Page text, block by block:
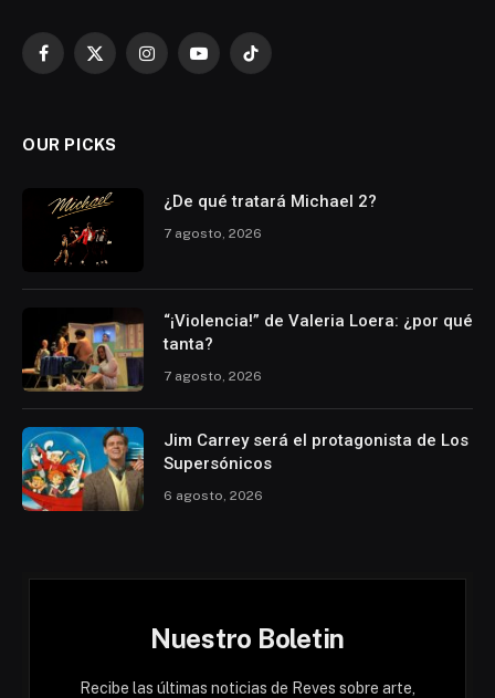
Facebook
X
InstagramYouTubeTikTok
OUR PICKS
¿De qué tratará Michael 2?
7 agosto, 2026
“¡Violencia!” de Valeria Loera: ¿por qué
tanta?
7 agosto, 2026
Jim Carrey será el protagonista de Los
Supersónicos
6 agosto, 2026
Nuestro Boletin
Recibe las últimas noticias de Reves sobre arte,